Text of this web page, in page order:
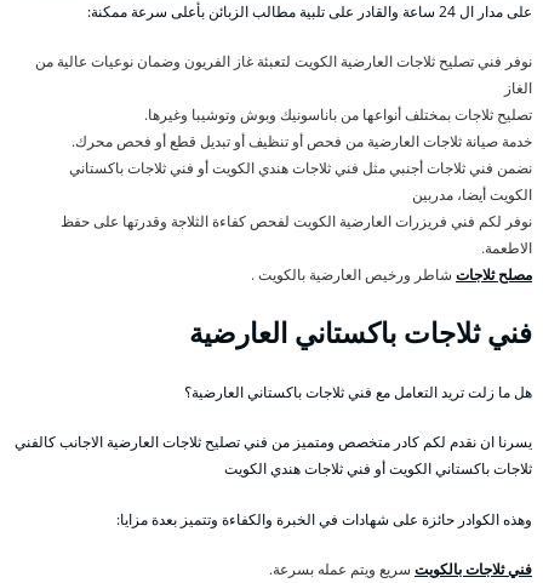
على مدار ال 24 ساعة والقادر على تلبية مطالب الزبائن بأعلى سرعة ممكنة:
نوفر فني تصليح ثلاجات العارضية الكويت لتعبئة غاز الفريون وضمان نوعيات عالية من
الغاز
تصليح ثلاجات بمختلف أنواعها من باناسونيك وبوش وتوشيبا وغيرها.
خدمة صيانة ثلاجات العارضية من فحص أو تنظيف أو تبديل قطع أو فحص محرك.
نضمن فني ثلاجات أجنبي مثل فني ثلاجات هندي الكويت أو فني ثلاجات باكستاني
الكويت أيضا، مدربين
نوفر لكم فني فريزرات العارضية الكويت لفحص كفاءة الثلاجة وقدرتها على حفظ
الاطعمة.
مصلح ثلاجات شاطر ورخيص العارضية بالكويت .
فني ثلاجات باكستاني العارضية
هل ما زلت تريد التعامل مع فني ثلاجات باكستاني العارضية؟
يسرنا ان نقدم لكم كادر متخصص ومتميز من فني تصليح ثلاجات العارضية الاجانب كالفني
ثلاجات باكستاني الكويت أو فني ثلاجات هندي الكويت
وهذه الكوادر حائزة على شهادات في الخبرة والكفاءة وتتميز بعدة مزايا:
فني ثلاجات بالكويت سريع ويتم عمله بسرعة.